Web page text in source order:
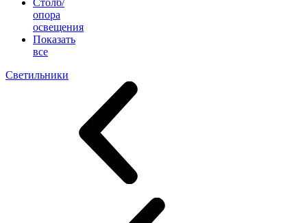
Столб/
опора
освещения
Показать
все
Светильники